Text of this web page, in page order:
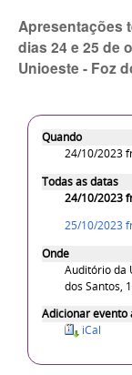
Apresentações
dias 24 e 25 de
Unioeste - Foz
Quando
24/10/2023
Todas as datas
24/10/2023
25/10/2023
Onde
Auditório da
dos Santos,
Adicionar evento
iCal